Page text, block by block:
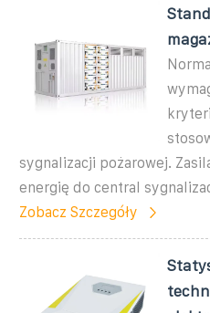
sygnalizacji pożarowej.
energię do central
Zobacz Szczegóły